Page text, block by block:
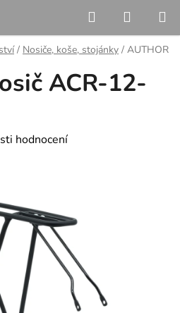
Hledat
KOŠÍK
/ Nosiče, koše, stojánky / AUTHOR
ACR-12-
hodnocení